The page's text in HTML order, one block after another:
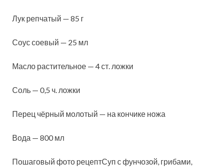
Лук репчатый — 85 г
Соус соевый — 25 мл
Масло растительное — 4 ст. ложки
Соль — 0,5 ч. ложки
Перец чёрный молотый — на кончике ножа
Вода — 800 мл
Пошаговый фото рецептСуп с фунчозой, грибами,